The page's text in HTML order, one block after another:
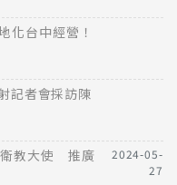
化台中經營！
記者會採訪陳
衛教大使 推廣
2024-05-
27